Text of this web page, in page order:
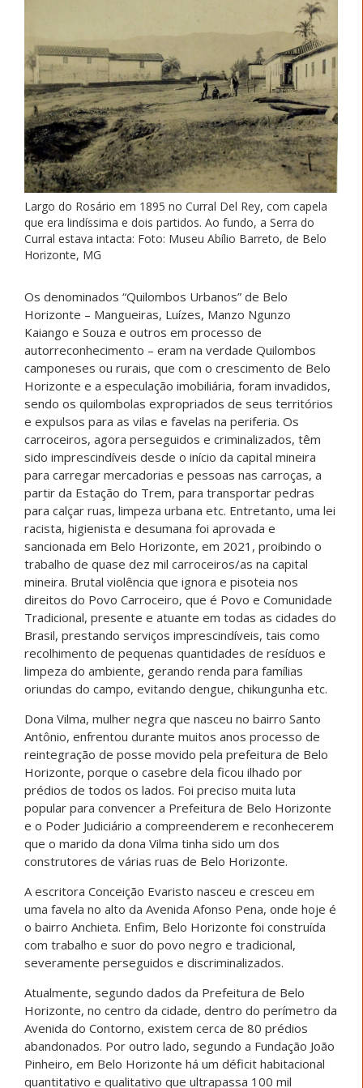
Largo do Rosário em 1895 no Curral Del Rey, com capela
que era lindíssima e dois partidos. Ao fundo, a Serra do
Curral estava intacta: Foto: Museu Abílio Barreto, de Belo
Horizonte, MG
Os denominados “Quilombos Urbanos” de Belo
Horizonte – Mangueiras, Luízes, Manzo Ngunzo
Kaiango e Souza e outros em processo de
autorreconhecimento – eram na verdade Quilombos
camponeses ou rurais, que com o crescimento de Belo
Horizonte e a especulação imobiliária, foram invadidos,
sendo os quilombolas expropriados de seus territórios
e expulsos para as vilas e favelas na periferia. Os
carroceiros, agora perseguidos e criminalizados, têm
sido imprescindíveis desde o início da capital mineira
para carregar mercadorias e pessoas nas carroças, a
partir da Estação do Trem, para transportar pedras
para calçar ruas, limpeza urbana etc. Entretanto, uma lei
racista, higienista e desumana foi aprovada e
sancionada em Belo Horizonte, em 2021, proibindo o
trabalho de quase dez mil carroceiros/as na capital
mineira. Brutal violência que ignora e pisoteia nos
direitos do Povo Carroceiro, que é Povo e Comunidade
Tradicional, presente e atuante em todas as cidades do
Brasil, prestando serviços imprescindíveis, tais como
recolhimento de pequenas quantidades de resíduos e
limpeza do ambiente, gerando renda para famílias
oriundas do campo, evitando dengue, chikungunha etc.
Dona Vilma, mulher negra que nasceu no bairro Santo
Antônio, enfrentou durante muitos anos processo de
reintegração de posse movido pela prefeitura de Belo
Horizonte, porque o casebre dela ficou ilhado por
prédios de todos os lados. Foi preciso muita luta
popular para convencer a Prefeitura de Belo Horizonte
e o Poder Judiciário a compreenderem e reconhecerem
que o marido da dona Vilma tinha sido um dos
construtores de várias ruas de Belo Horizonte.
A escritora Conceição Evaristo nasceu e cresceu em
uma favela no alto da Avenida Afonso Pena, onde hoje é
o bairro Anchieta. Enfim, Belo Horizonte foi construída
com trabalho e suor do povo negro e tradicional,
severamente perseguidos e discriminalizados.
Atualmente, segundo dados da Prefeitura de Belo
Horizonte, no centro da cidade, dentro do perímetro da
Avenida do Contorno, existem cerca de 80 prédios
abandonados. Por outro lado, segundo a Fundação João
Pinheiro, em Belo Horizonte há um déficit habitacional
quantitativo e qualitativo que ultrapassa 100 mil